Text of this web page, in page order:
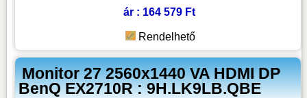
ár : 164 579 Ft
Rendelhető
Monitor 27 2560x1440 VA HDMI DP
BenQ EX2710R : 9H.LK9LB.QBE